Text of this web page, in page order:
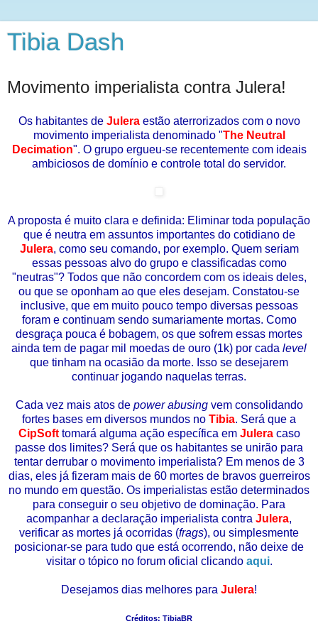
Tibia Dash
Movimento imperialista contra Julera!
Os habitantes de Juleraestão aterrorizados com o novo
movimento imperialista denominado "The Neutral
Decimation". O grupo ergueu-se recentemente com ideais
ambiciosos de domínio e controle total do servidor.
A proposta é muito clara e definida: Eliminar toda população
que é neutra em assuntos importantes do cotidiano de
Julera, como seu comando, por exemplo. Quem seriam
essas pessoas alvo do grupo e classificadas como
"neutras"? Todos que não concordem com os ideais deles,
ou que se oponham ao que eles desejam. Constatou-se
inclusive, que em muito pouco tempo diversas pessoas
foram e continuam sendo sumariamente mortas. Como
desgraça pouca é bobagem, os que sofrem essas mortes
ainda tem de pagar mil moedas de ouro (1k) por cada level
que tinham na ocasião da morte. Isso se desejarem
continuar jogando naquelas terras.
Cada vez mais atos de power abusingvem consolidando
fortes bases em diversos mundos no Tibia. Será que a
CipSofttomará alguma ação específica em Julera caso
passe dos limites? Será que os habitantes se unirão para
tentar derrubar o movimento imperialista? Em menos de 3
dias, eles já fizeram mais de 60 mortes de bravos guerreiros
no mundo em questão. Os imperialistas estão determinados
para conseguir o seu objetivo de dominação. Para
acompanhar a declaração imperialista contra Julera,
verificar as mortes já ocorridas (frags), ou simplesmente
posicionar-se para tudo que está ocorrendo, não deixe de
visitar o tópico no forum oficial clicando aqui.
Desejamos dias melhores para Julera!
Créditos: TibiaBR